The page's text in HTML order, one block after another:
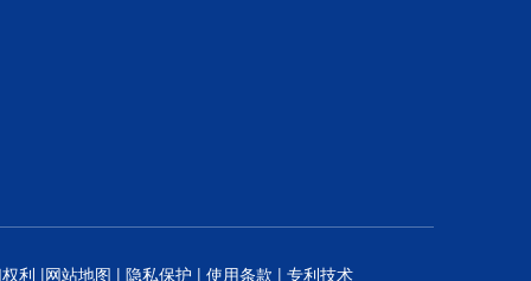
利 |网站地图 | 隐私保护 | 使用条款 | 专利技术